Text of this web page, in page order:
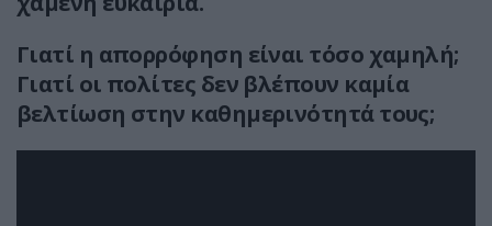
Γιατί η απορρόφηση είναι τόσο χαμηλή;
Γιατί οι πολίτες δεν βλέπουν καμία
βελτίωση στην καθημερινότητά τους;